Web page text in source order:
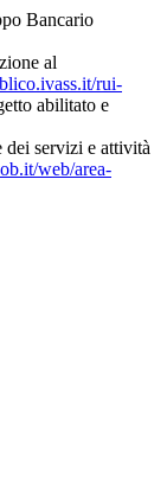
Bancario
al
rui-
abilitato e
dei servizi e attività
web/area-